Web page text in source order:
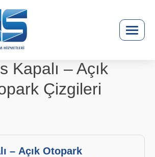
Kapalı – Açık
Çizgileri
– Açık Otopark